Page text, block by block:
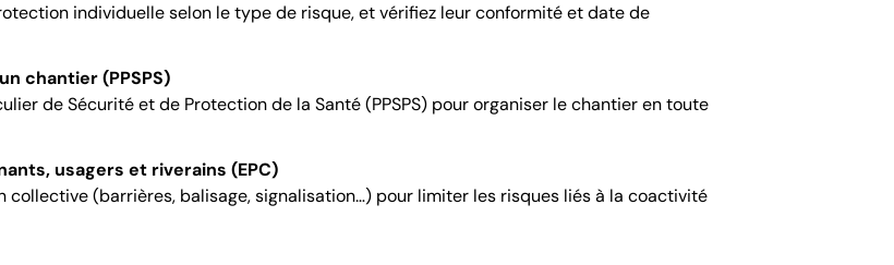
individuelle selon le type de risque, et vérifiez leur conformité et date de
chantier (PPSPS)
de Sécurité et de Protection de la Santé (PPSPS) pour organiser le chantier en toute
usagers et riverains (EPC)
collective (barrières, balisage, signalisation…) pour limiter les risques liés à la coactivité